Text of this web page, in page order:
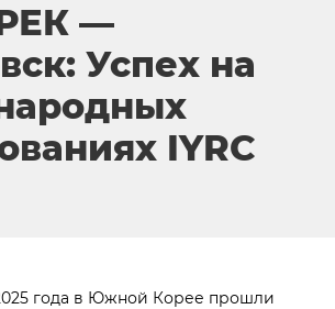
—
Успех на
IYRC
года в Южной Корее прошли